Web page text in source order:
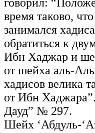
время таково,
занимался
обратиться к
Ибн Хаджар и
от шейха аль-
хадисов велика
от Ибн
Дауд” № 297.
Шейх ‘Абдуль-